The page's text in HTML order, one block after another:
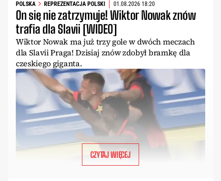
POLSKA REPREZENTACJA POLSKI 01.08.2026 18:20
On się nie zatrzymuje! Wiktor Nowak znów
trafia dla Slavii [WIDEO]
Wiktor Nowak ma już trzy gole w dwóch meczach
dla Slavii Praga! Dzisiaj znów zdobył bramkę dla
czeskiego giganta.
CZYTAJ WIĘCEJ